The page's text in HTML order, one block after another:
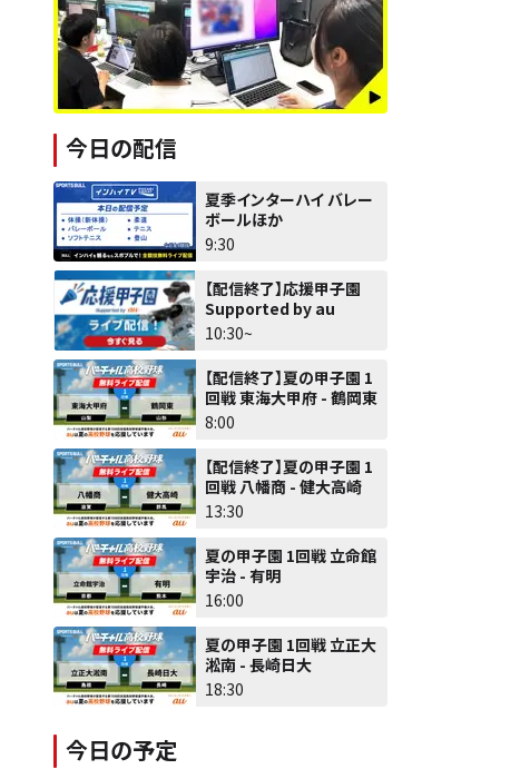
今日の配信
夏季インターハイ バレー
ボールほか
9:30
【配信終了】応援甲子園
Supported by au
10:30~
【配信終了】夏の甲子園 1
回戦 東海大甲府 - 鶴岡東
8:00
【配信終了】夏の甲子園 1
回戦 八幡商 - 健大高崎
13:30
夏の甲子園 1回戦 立命館
宇治 - 有明
16:00
夏の甲子園 1回戦 立正大
淞南 - 長崎日大
18:30
今日の予定